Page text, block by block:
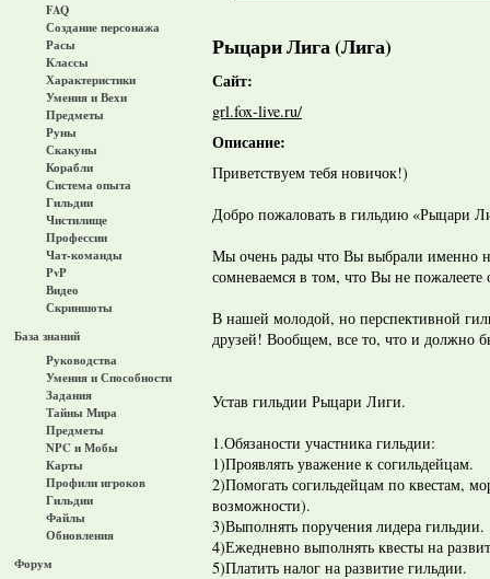
FAQ
Создание персонажа
Расы
Классы
Характеристики
Умения и Вехи
Предметы
Руны
Скакуны
Корабли
Система опыта
Гильдии
Чистилище
Профессии
Чат-команды
PvP
Видео
Скриншоты
База знаний
Руководства
Умения и Способности
Задания
Тайны Мира
Предметы
NPC и Мобы
Карты
Профили игроков
Гильдии
Файлы
Обновления
Форум
Рыцари Лига (Лига)
Сайт:
grl.fox-live.ru/
Описание:
Приветствуем тебя новичок!)
Добро пожаловать в гильдию «Рыцари
Мы очень рады что Вы выбрали именно
сомневаемся в том, что Вы не
В нашей молодой, но перспективной
друзей! Вообщем, все то, что и должно
Устав гильдии Рыцари Лиги.
1.Обязаности участника гильдии:
1)Проявлять уважение к согильдейцам.
2)Помогать согильдейцам по квестам,
возможности).
3)Выполнять поручения лидера гильдии.
4)Ежедневно выполнять квесты на
5)Платить налог на развитие гильдии.